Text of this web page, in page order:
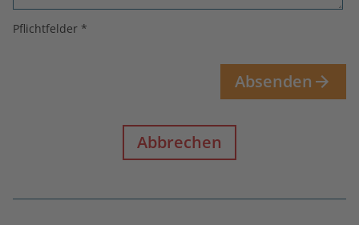
Pflichtfelder *
Absenden
Abbrechen